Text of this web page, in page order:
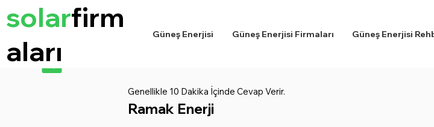
solarfirm
aları
Güneş Enerjisi Güneş Enerjisi Firmaları Güneş Enerjisi
Genellikle 10 Dakika İçinde Cevap Verir.
Ramak Enerji